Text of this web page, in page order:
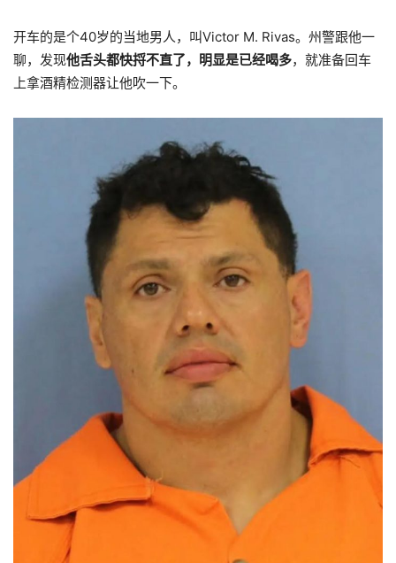
开车的是个40岁的当地男人，叫Victor M. Rivas。州警跟他一
聊，发现他舌头都快捋不直了，明显是已经喝多，就准备回车
上拿酒精检测器让他吹一下。